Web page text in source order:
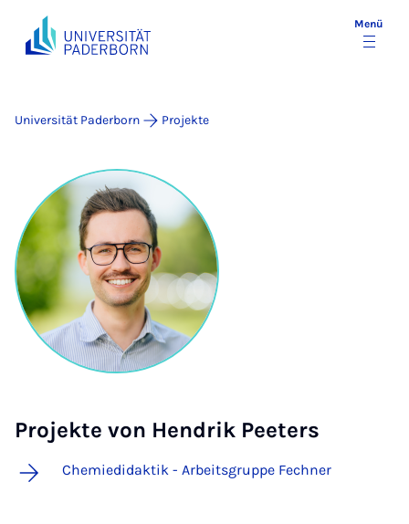
Menü
Universität Paderborn Projekte
Projekte von Hendrik Peeters
Chemiedidaktik - Arbeitsgruppe Fechner